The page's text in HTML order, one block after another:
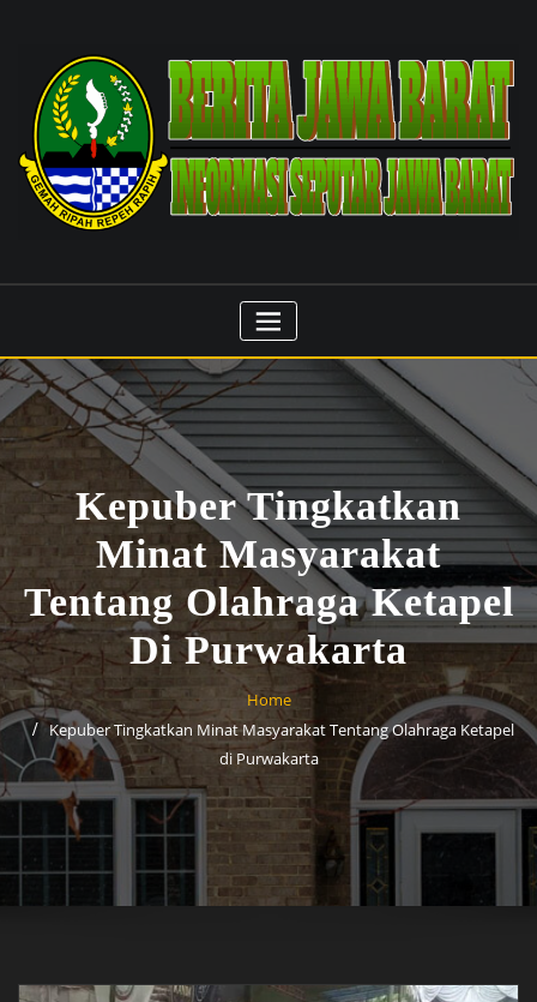
Kepuber Tingkatkan
Minat Masyarakat
Tentang Olahraga Ketapel
Di Purwakarta
Home
Kepuber Tingkatkan Minat Masyarakat Tentang Olahraga Ketapel
di Purwakarta